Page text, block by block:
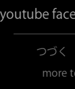
youtube
つづく
more